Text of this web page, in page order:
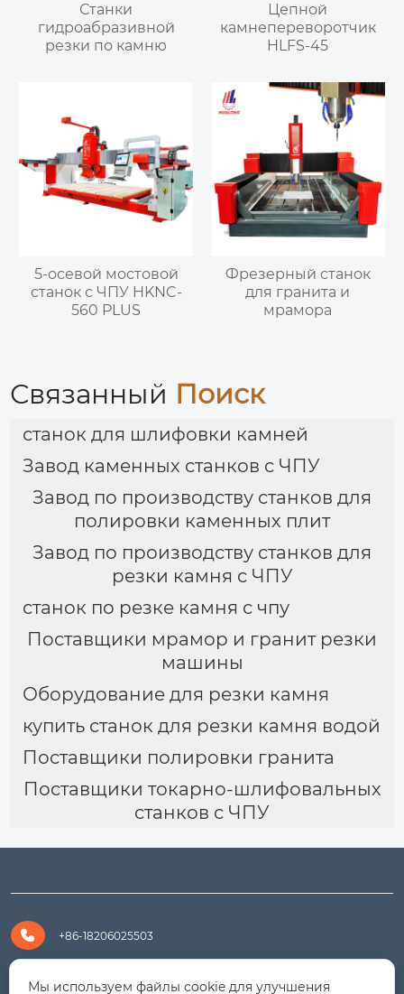
Станки
гидроабразивной
резки по камню
Цепной
камнепереворотчик
HLFS-45
5-осевой мостовой
станок с ЧПУ HKNC-
560 PLUS
Фрезерный станок
для гранита и
мрамора
Связанный Поиск
станок для шлифовки камней
Завод каменных станков с ЧПУ
Завод по производству станков для
полировки каменных плит
Завод по производству станков для
резки камня с ЧПУ
станок по резке камня с чпу
Поставщики мрамор и гранит резки
машины
Оборудование для резки камня
купить станок для резки камня водой
Поставщики полировки гранита
Поставщики токарно-шлифовальных
станков с ЧПУ
 +86-18206025503
 +8618206025503
Мы используем файлы cookie для улучшения